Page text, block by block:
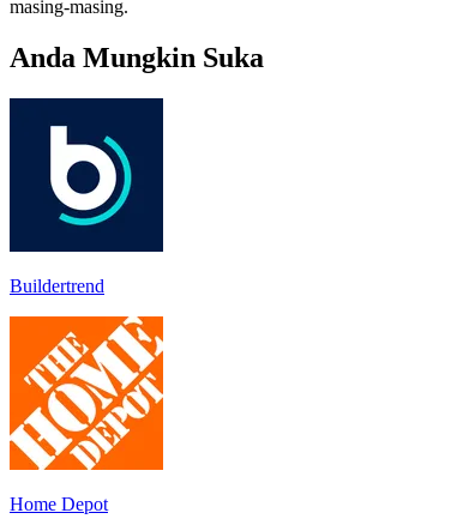
masing-masing.
Anda Mungkin Suka
Buildertrend
Home Depot